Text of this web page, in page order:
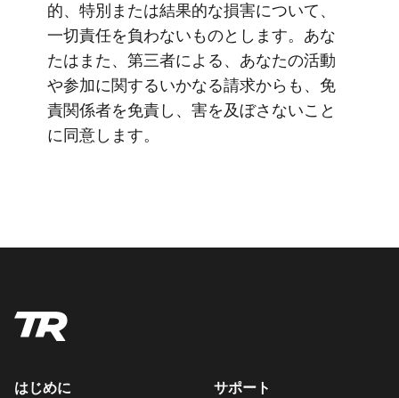
的、特別または結果的な損害について、
一切責任を負わないものとします。あな
たはまた、第三者による、あなたの活動
や参加に関するいかなる請求からも、免
責関係者を免責し、害を及ぼさないこと
に同意します。
はじめに サポート